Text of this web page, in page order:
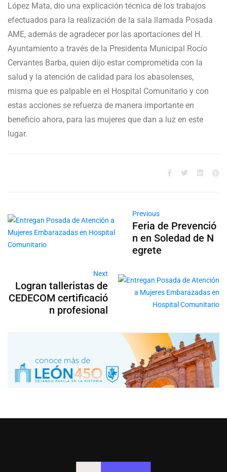
López Mata, dio una explicación técnica de los trabajos
efectuados para la realización de la sala llamada Posada
AME, además de agradecer por las aportaciones del H.
Ayuntamiento a través de la Presidenta Municipal Rocío
Cervantes Barba, quien dijo estar comprometida con la
salud y la atención de calidad para los abasolenses,
misma que es palpable en el Hospital Comunitario y con
estas acciones se refuerza de manera importante en
beneficio ahora, para las mujeres que dan a luz en este
lugar.
Previous
Feria de Prevenció
n en Soledad de N
egrete
Next
Logran talleristas de
CEDECOM certificació
n profesional